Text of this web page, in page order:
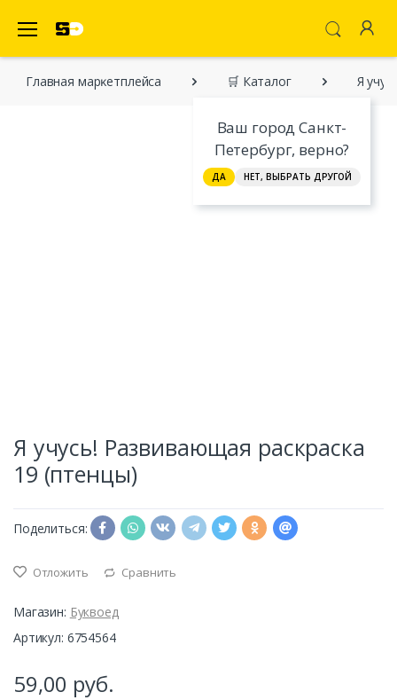
Ваш город Санкт-
Петербург, верно?
ДА НЕТ, ВЫБРАТЬ ДРУГОЙ
Главная марĸетплейса 🛒 Каталог Я
Я учусь! Развивающая раскраска
19 (птенцы)
Поделиться:
Отложить Сравнить
Магазин: Буквоед
Артикул: 6754564
59,00 руб.